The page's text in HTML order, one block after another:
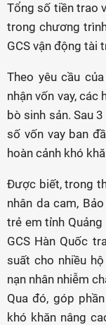
Tổng số tiền trao
trong chương
GCS vận động tài
Theo yêu cầu
nhận vốn vay, các
bò sinh sản. Sau
số vốn vay ban
hoàn cảnh khó
Được biết, trong
nhân da cam,
trẻ em tỉnh
GCS Hàn Quốc
suất cho nhiều
nạn nhân nhiễm
Qua đó, góp
khó khăn nâng